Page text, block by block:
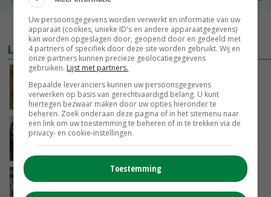
MEER MARKTPRIJZEN
LAATSTE NIEUWS
Droogte raakt alle sectoren, LTO waarschuwt
voor lege schappen
VANDAAG, 11:05
‘Het is letterlijk en figuurlijk een hete zomer’
Argentinië hervat export van pluimveevlees
naar EU
Uw persoonsgegevens worden verwerkt en informatie van uw
apparaat (cookies, unieke ID's en andere apparaatgegevens)
kan worden opgeslagen door, geopend door en gedeeld met
4 partners of specifiek door deze site worden gebruikt. Wij en
onze partners kunnen precieze geolocatiegegevens
gebruiken. Lijst met partners.
Bepaalde leveranciers kunnen uw persoonsgegevens
verwerken op basis van gerechtvaardigd belang. U kunt
hiertegen bezwaar maken door uw opties hieronder te
beheren. Zoek onderaan deze pagina of in het sitemenu naar
een link om uw toestemming te beheren of in te trekken via de
privacy- en cookie-instellingen.
Toestemming